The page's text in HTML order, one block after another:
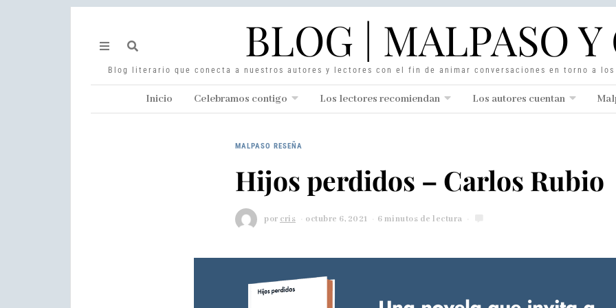
BLOG | MALPASO
Blog literario que conecta a nuestros autores y lectores con el fin de animar conversaciones en torno a
Inicio Celebramos contigo Los lectores recomiendan Los autores cuentan
MALPASO RESEÑA
Hijos perdidos – Carlos Rubio
por cris octubre 6, 2021
u
6 minutos de lectura